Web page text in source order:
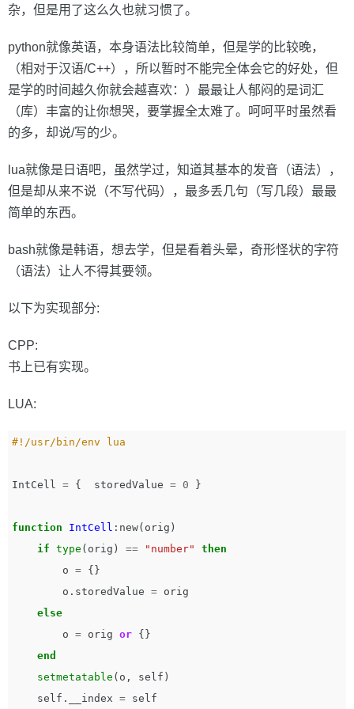
杂，但是用了这么久也就习惯了。
python就像英语，本身语法比较简单，但是学的比较晚，
（相对于汉语/C++），所以暂时不能完全体会它的好处，但
是学的时间越久你就会越喜欢：）最最让人郁闷的是词汇
（库）丰富的让你想哭，要掌握全太难了。呵呵平时虽然看
的多，却说/写的少。
lua就像是日语吧，虽然学过，知道其基本的发音（语法），
但是却从来不说（不写代码），最多丢几句（写几段）最最
简单的东西。
bash就像是韩语，想去学，但是看着头晕，奇形怪状的字符
（语法）让人不得其要领。
以下为实现部分:
CPP:
书上已有实现。
LUA:
#!/usr/bin/env lua
IntCell = { storedValue = 0 }
function IntCell : new( orig )
if type ( orig ) == "number"
then
o = {}
o . storedValue = orig
else
o = orig or {}
end
setmetatable ( o , self )
self . __index = self